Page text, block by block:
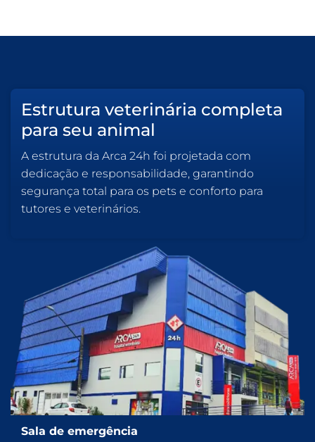
Estrutura veterinária completa
para seu animal
A estrutura da Arca 24h foi projetada com
dedicação e responsabilidade, garantindo
segurança total para os pets e conforto para
tutores e veterinários.
Sala de emergência